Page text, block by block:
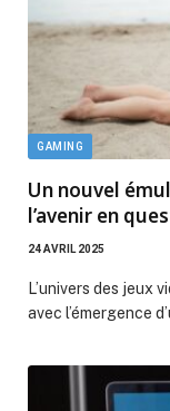
GAMING
Un nouvel
l’avenir en
24 AVRIL 2025
L’univers des jeux
avec l’émergence